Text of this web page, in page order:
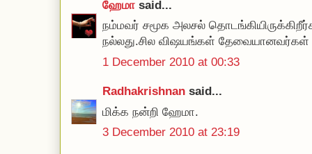
ஹேமா said...
நம்மவர் சமூக அலசல்
நல்லது.சில விஷயங்கள் தேவையானவர்கள்
1 December 2010 at 00:33
Radhakrishnan said...
மிக்க நன்றி ஹேமா.
3 December 2010 at 23:19